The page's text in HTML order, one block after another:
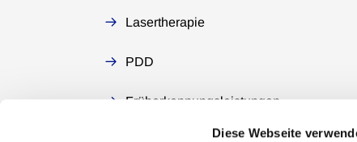
Diese Webseite
Lasertherapie
PDD
Früherkennungsleistungen